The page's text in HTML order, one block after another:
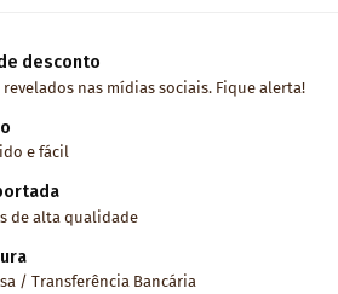
desconto
nas mídias sociais. Fique alerta!
e fácil
de alta qualidade
/ Transferência Bancária